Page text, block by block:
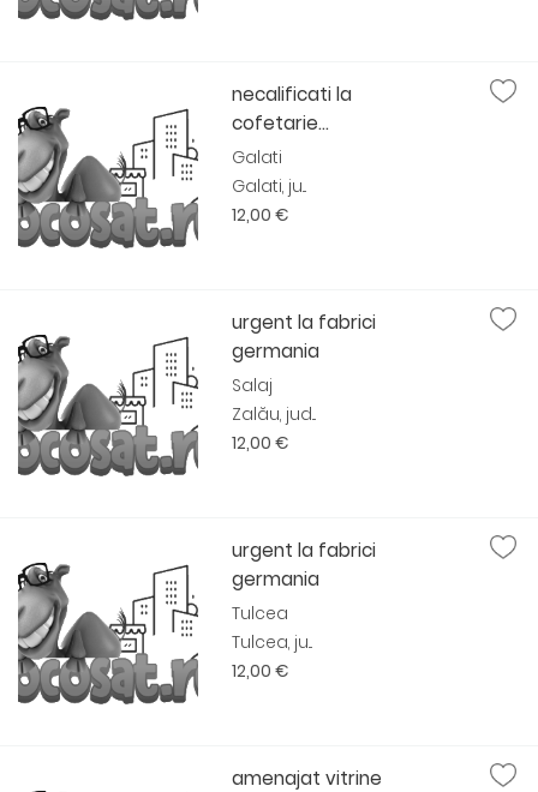
necalificati la
cofetarie...
Galati
Galati, ju...
12,00 €
urgent la fabrici
germania
Salaj
Zalău, jud...
12,00 €
urgent la fabrici
germania
Tulcea
Tulcea, ju...
12,00 €
amenajat vitrine